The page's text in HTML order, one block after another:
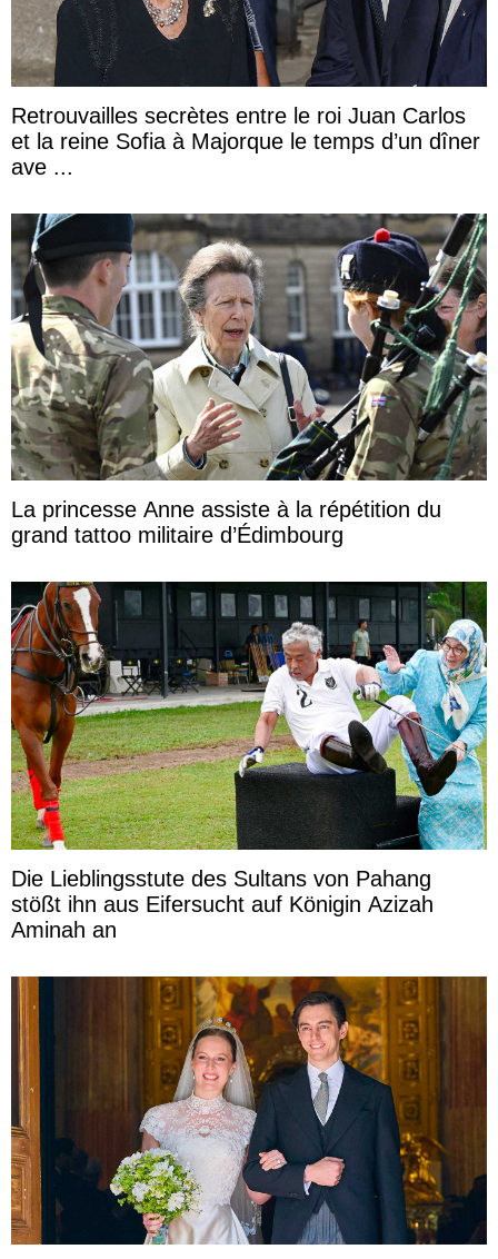
Retrouvailles secrètes entre le roi Juan Carlos
et la reine Sofia à Majorque le temps d’un dîner
ave ...
La princesse Anne assiste à la répétition du
grand tattoo militaire d’Édimbourg
Die Lieblingsstute des Sultans von Pahang
stößt ihn aus Eifersucht auf Königin Azizah
Aminah an